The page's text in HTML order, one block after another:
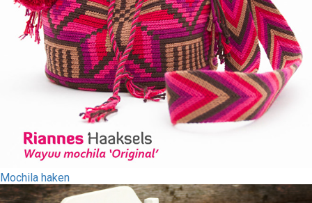
Mochila haken